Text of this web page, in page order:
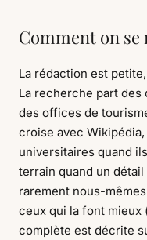
Comment on
La rédaction est
La recherche part des
des offices de
croise avec
universitaires quand
terrain quand un
rarement nous-
ceux qui la font mieux
complète est décrite